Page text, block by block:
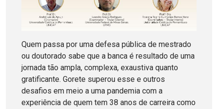
Quem passa por uma defesa pública de mestrado
ou doutorado sabe que a banca é resultado de uma
jornada tão ampla, complexa, exaustiva quanto
gratificante. Gorete superou esse e outros
desafios em meio a uma pandemia com a
experiência de quem tem 38 anos de carreira como